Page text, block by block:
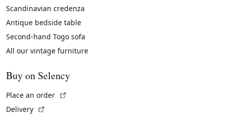
Scandinavian credenza
Antique bedside table
Second-hand Togo sofa
All our vintage furniture
Buy on Selency
Place an order
Delivery